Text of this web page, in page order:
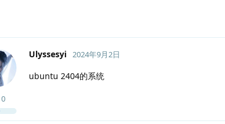
Ulyssesyi
0
2024年9月2日
ubuntu 2404的系统